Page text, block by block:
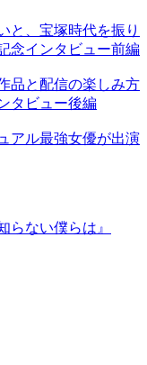
と、宝塚時代を振り
念インタビュー前編
品と配信の楽しみ方
タビュー後編
アル最強女優が出演
らない僕らは』